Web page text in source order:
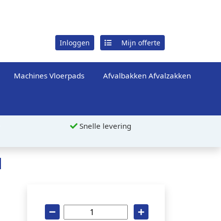
Inloggen Mijn offerte
Machines Vloerpads Afvalbakken Afvalzakken
Snelle levering